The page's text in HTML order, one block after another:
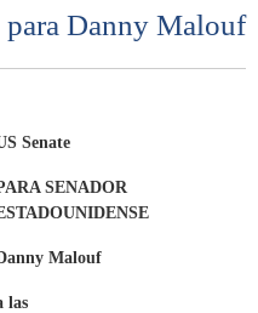
Danny Malouf
Senate
SENADOR
Malouf
las